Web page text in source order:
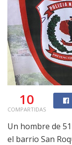
10
COMPARTIDAS
Un hombre de
el barrio San